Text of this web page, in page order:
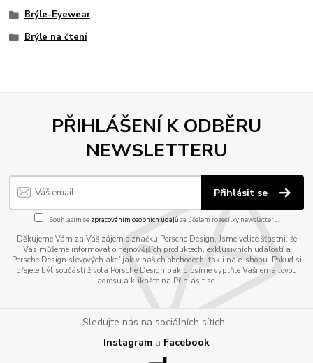
Brýle-Eyewear
Brýle na čtení
PŘIHLÁŠENÍ K ODBĚRU
NEWSLETTERU
Přihlásit se
Souhlasím se zpracováním osobních údajůza účelem rozesílky newsletteru.
Děkujeme Vám za Váš zájem o značku Porsche Design. Jsme velice šťastni, že
Vás můžeme informovat o nejnovějších produktech, exklusivních událostí a
Porsche Design slevových akcí jak v našich obchodech, tak i na e-shopu. Pokud si
přejete být součástí života Porsche Design pak prosíme vyplňte Vaši emailovou
adresu a klikněte na Přihlásit se.
Sledujte nás na sociálních sítích...
Instagram a Facebook